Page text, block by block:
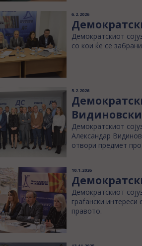
6.2.2026
Демократскиот
со кои ќе се
5.2.2026
Видиновски
Демократскиот
Александар
отвори предмет
10.1.2026
Демократскиот
граѓански
правото.